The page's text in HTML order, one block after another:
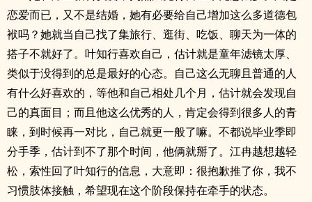
恋爱而已，又不是结婚，她有必要给自己增加这么多道德包
袱吗？她就当自己找了集旅行、逛街、吃饭、聊天为一体的
搭子不就好了。叶知行喜欢自己，估计就是童年滤镜太厚、
类似于没得到的总是最好的心态。自己这么无聊且普通的人
有什么好喜欢的，等他和自己相处几个月，估计就会发现自
己的真面目；而且他这么优秀的人，肯定会得到很多人的青
睐，到时候再一对比，自己就更一般了嘛。不都说毕业季即
分手季，估计到不了那个时间，他俩就掰了。江冉越想越轻
松，索性回了叶知行的信息，大意即：很抱歉推了你，我不
习惯肢体接触，希望现在这个阶段保持在牵手的状态。